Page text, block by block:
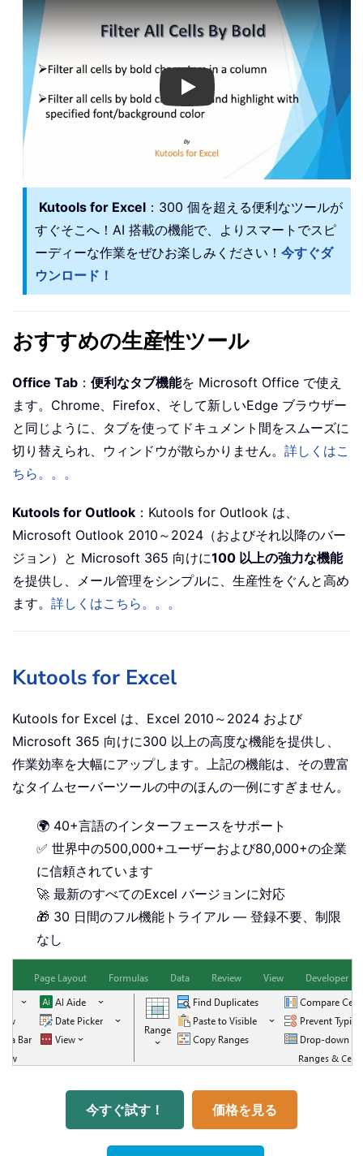
Play
Kutools for Excel ：300 個を超える便利なツールが
すぐそこへ！AI 搭載の機能で、よりスマートでスピ
ーディーな作業をぜひお楽しみください！ 今すぐダ
ウンロード！
おすすめの生産性ツール
Office Tab ： 便利なタブ機能を Microsoft Office で使え
ます。Chrome、Firefox、そして新しいEdge ブラウザー
と同じように、タブを使ってドキュメント間をスムーズに
切り替えられ、ウィンドウが散らかりません。 詳しくはこ
ちら。。。
Kutools for Outlook ：Kutools for Outlook は、
Microsoft Outlook 2010～2024（およびそれ以降のバー
ジョン）と Microsoft 365 向けに100 以上の強力な機能
を提供し、メール管理をシンプルに、生産性をぐんと高め
ます。 詳しくはこちら。。。
Kutools for Excel
Kutools for Excel は、Excel 2010～2024 および
Microsoft 365 向けに300 以上の高度な機能を提供し、
作業効率を大幅にアップします。上記の機能は、その豊富
なタイムセーバーツールの中のほんの一例にすぎません。
🌍 40+言語のインターフェースをサポート
✅ 世界中の500,000+ユーザーおよび80,000+の企業
に信頼されています
🚀 最新のすべてのExcel バージョンに対応
🎁 30 日間のフル機能トライアル — 登録不要、制限
なし
今すぐ試す！ 価格を見る